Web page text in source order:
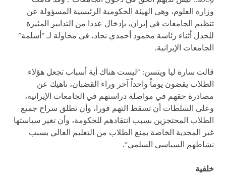
وزارة العلوم، وهى الهيئة الحكومية الرئيسية المسؤولة عن
تنظيم الجامعات في إيران، بإدخال عددا من التدابير المثيرة
للجدل أثناء رئاسة محمود أحمدي نجاد، في محاولة لـ "أسلمة"
الجامعات الإيرانية.
قالت سارة ليا ويتسن: "ليست هناك أية أسباب تجعل هؤلاء
الطلاب يقضون يوماً واحداً آخر وراء القضبان، ناهيك عن
مصادرة حقهم في مواصلة دراستهم في الجامعات الإيرانية،
وعلى السلطات أن تسقط التهم فورا، وأن تطلق سراح جميع
الطلاب المحتجزين بسبب انتقادهم للحكومة، وأن تغير سياستها
غير المجدية الخاصة بمنع الطلاب من التعليم العالي بسبب
نشاطهم السياسي السلمي".
خلفية